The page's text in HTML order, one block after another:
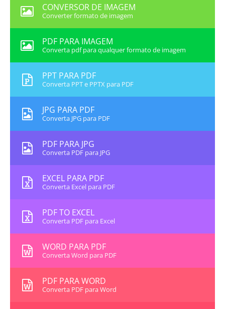
CONVERSOR DE IMAGEM
Converter formato de imagem
PDF PARA IMAGEM
Converta pdf para qualquer formato de imagem
PPT PARA PDF
Converta PPT e PPTX para PDF
JPG PARA PDF
Converta JPG para PDF
PDF PARA JPG
Converta PDF para JPG
EXCEL PARA PDF
Converta Excel para PDF
PDF TO EXCEL
Converta PDF para Excel
WORD PARA PDF
Converta Word para PDF
PDF PARA WORD
Converta PDF para Word